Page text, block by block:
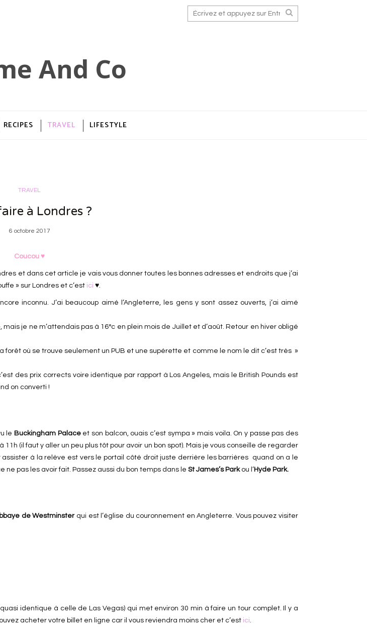
RECIPES TRAVEL LIFESTYLE
TRAVEL
à Londres ?
6 octobre 2017
Coucou ♥
et dans cet article je vais vous donner toutes les bonnes adresses et endroits que j’ai
» sur Londres et c’est ici ♥.
inconnu. J’ai beaucoup aimé l’Angleterre, les gens y sont assez ouverts, j’ai aimé
je ne m’attendais pas à 16°c en plein mois de Juillet et d’août. Retour en hiver obligé
forêt où se trouve seulement un PUB et une supérette et comme le nom le dit c’est très »
des prix corrects voire identique par rapport à Los Angeles, mais le British Pounds est
on converti !
le Buckingham Palaceet son balcon, ouais c’est sympa » mais voila. On y passe pas des
(il faut y aller un peu plus tôt pour avoir un bon spot). Mais je vous conseille de regarder
assister à la relève est vers le portail côté droit juste derrière les barrières quand on a le
ne pas les avoir fait. Passez aussi du bon temps dans le St James’s Park ou l’Hyde Park.
de Westminsterqui est l’église du couronnement en Angleterre. Vous pouvez visiter
identique à celle de Las Vegas) qui met environ 30 min à faire un tour complet. Il y a
acheter votre billet en ligne car il vous reviendra moins cher et c’est ici